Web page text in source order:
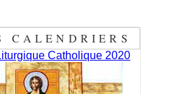
CALENDRIERS
Catholique 2020